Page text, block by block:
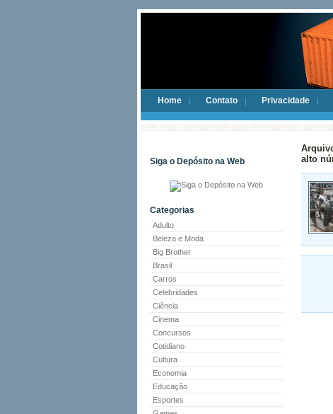
Home Contato Privacidade
Siga o Depósito na Web
Categorias
Adulto
Beleza e Moda
Big Brother
Brasil
Carros
Celebridades
Ciência
Cinema
Concursos
Cotidiano
Cultura
Economia
Educação
Esportes
alto